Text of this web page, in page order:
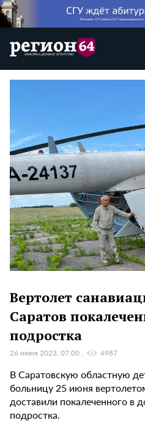
Вертолет
Саратов
подростка
26 июня 2023, 07:00 4987
В Саратовскую областную
больницу 25 июня
доставили покалеченного в
подростка.